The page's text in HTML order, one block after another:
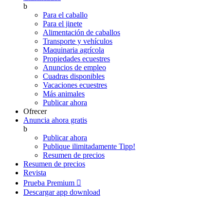
b
Para el caballo
Para el jinete
Alimentación de caballos
Transporte y vehículos
Maquinaria agrícola
Propiedades ecuestres
Anuncios de empleo
Cuadras disponibles
Vacaciones ecuestres
Más animales
Publicar ahora
Ofrecer
Anuncia ahora gratis
b
Publicar ahora
Publique ilimitadamente Tipp!
Resumen de precios
Resumen de precios
Revista
Prueba Premium 
Descargar app download